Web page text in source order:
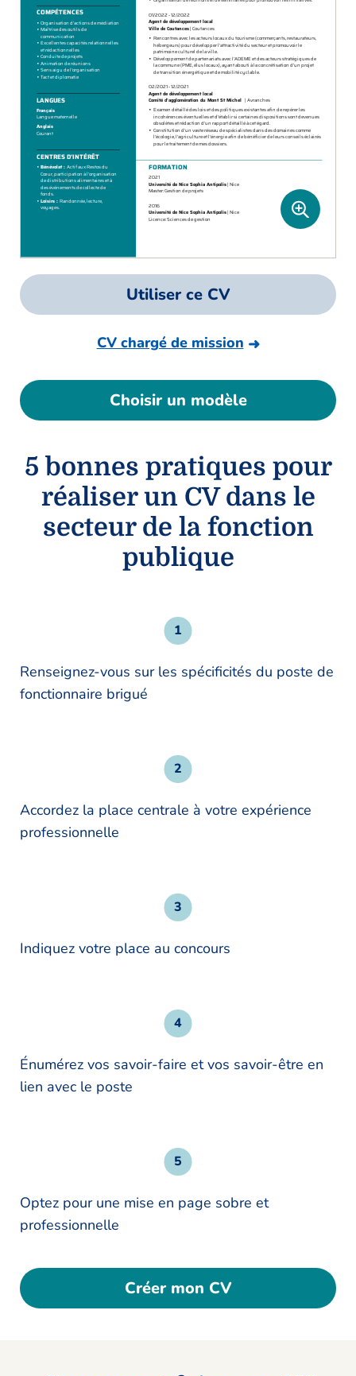
Utiliser ce CV
CV chargé de mission
Choisir un modèle
5 bonnes pratiques pour
réaliser un CV dans le
secteur de la fonction
publique
Renseignez-vous sur les spécificités du poste de
fonctionnaire brigué
Accordez la place centrale à votre expérience
professionnelle
Indiquez votre place au concours
Énumérez vos savoir-faire et vos savoir-être en
lien avec le poste
Optez pour une mise en page sobre et
professionnelle
Créer mon CV